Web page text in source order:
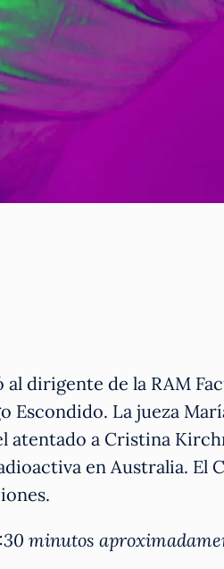
dirigente de la RAM
Escondido. La jueza
atentado a Cristina
en Australia. El
minutos